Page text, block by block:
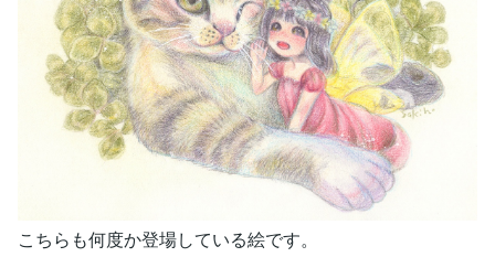
こちらも何度か登場している絵です。